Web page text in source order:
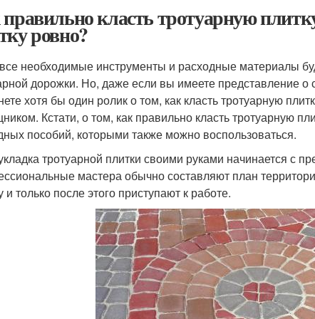
класть тротуарную
ровно?
необходимые инструменты и расходные материалы
дорожки. Но, даже если вы имеете представление
хотя бы один ролик о том, как класть тротуарную
Кстати, о том, как правильно класть тротуарную
пособий, которыми также можно воспользоваться.
тротуарной плитки своими руками начинается с
мастера обычно составляют план
и только после этого приступают к работе.